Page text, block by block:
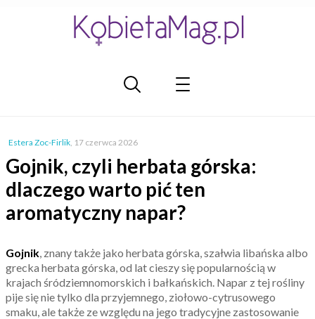
Estera Zoc-Firlik, 17 czerwca 2026
Gojnik, czyli herbata górska:
dlaczego warto pić ten
aromatyczny napar?
Gojnik, znany także jako herbata górska, szałwia libańska albo
grecka herbata górska, od lat cieszy się popularnością w
krajach śródziemnomorskich i bałkańskich. Napar z tej rośliny
pije się nie tylko dla przyjemnego, ziołowo-cytrusowego
smaku, ale także ze względu na jego tradycyjne zastosowanie